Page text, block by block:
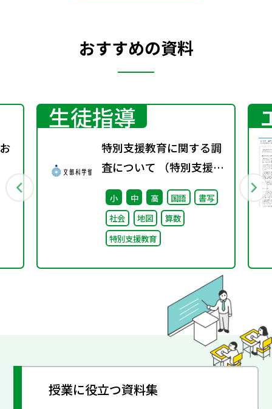
おすすめの資料
生徒指導
特別支援教育に関する調
査について （特別支援教
育体制整備状況調査、通
級による指導実施状況調
査）
小 中 高 国語
書写
社会
地図
算数
特別支援教育
授業に役立つ資料集